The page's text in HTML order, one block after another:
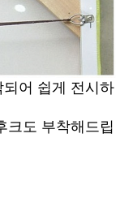
어 쉽게 전시하
크도 부착해드립